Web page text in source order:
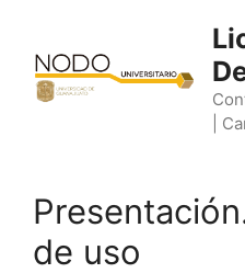
contenido
|
de uso